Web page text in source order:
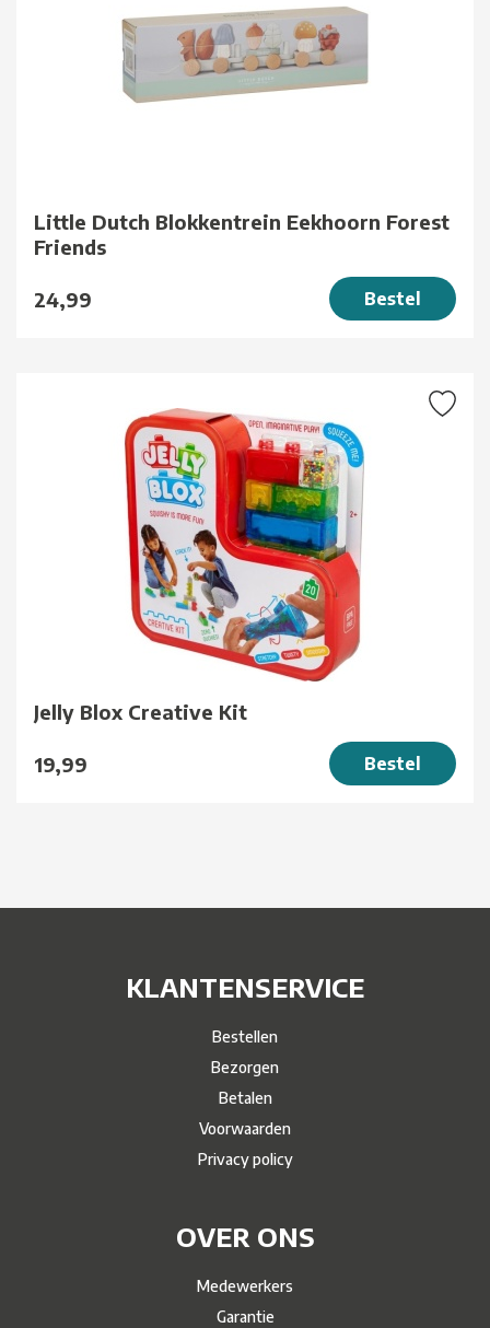
Little Dutch Blokkentrein Eekhoorn Forest
Friends
24,99 Bestel
Jelly Blox Creative Kit
19,99 Bestel
KLANTENSERVICE
Bestellen
Bezorgen
Betalen
Voorwaarden
Privacy policy
OVER ONS
Medewerkers
Garantie